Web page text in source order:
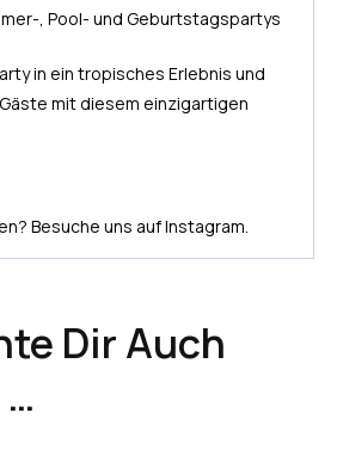
, Pool- und Geburtstagspartys
in ein tropisches Erlebnis und
mit diesem einzigartigen
Besuche uns aufInstagram.
Dir Auch